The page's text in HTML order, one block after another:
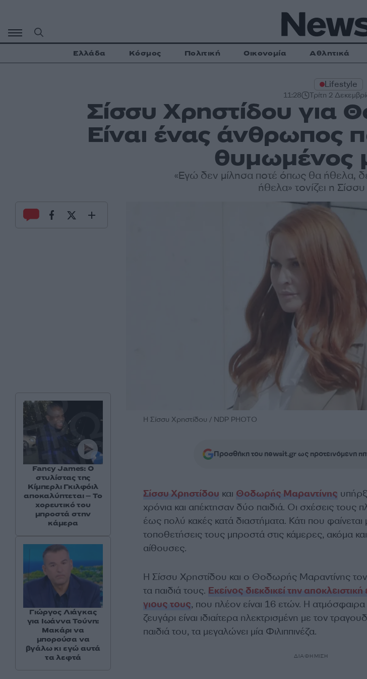
περιεχόμενο
Ελλάδα Κόσμος Πολιτική Οικονομία Αθλητικά
Lifestyle
11:28 Τρίτη 2
Σίσσυ Χρηστίδου για
Είναι ένας άνθρωπος
θυμωμένος
«Εγώ δεν μίλησα ποτέ όπως θα ήθελα,
ήθελα» τονίζει η
H Σίσσυ Χρηστίδου / NDP PHOTO
Προσθήκη του newsit.gr ως προτεινόμενη
Σίσσυ Χρηστίδου και Θοδωρής Μαραντίνης
χρόνια και απέκτησαν δύο παιδιά. Οι σχέσεις τους
έως πολύ κακές κατά διαστήματα. Κάτι που φαίνεται
τοποθετήσεις τους μπροστά στις κάμερες, ακόμα
αίθουσες.
Η Σίσσυ Χρηστίδου και ο Θοδωρής Μαραντίνης
τα παιδιά τους. Εκείνος διεκδικεί την
γιους τους, που πλέον είναι 16 ετών. Η
ζευγάρι είναι ιδιαίτερα ηλεκτρισμένη με τον
παιδιά του, τα μεγαλώνει μία Φιλιππινέζα.
ΔΙΑΦΗΜΙΣΗ
Fancy James: Ο
στυλίστας της
Κίμπερλι Γκιλφόιλ
αποκαλύπτεται – Το
χορευτικό του
μπροστά στην
κάμερα
Γιώργος Λιάγκας
για Ιωάννα Τούνη:
Μακάρι να
μπορούσα να
βγάλω κι εγώ αυτά
τα λεφτά